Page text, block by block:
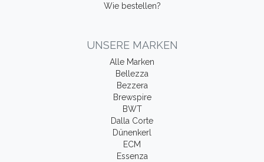
Wie bestellen?
UNSERE MARKEN
Alle Marken
Bellezza
Bezzera
Brewspire
BWT
Dalla Corte
Dünenkerl
ECM
Essenza